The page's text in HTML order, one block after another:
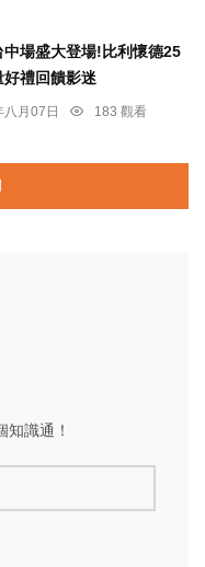
場盛大登場!比利懷德25
禮回饋影迷
月07日
183 觀看
識通！